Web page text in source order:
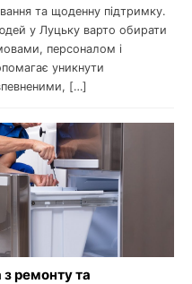
та щоденну підтримку.
у Луцьку варто обирати
персоналом і
уникнути
[…]
ремонту та